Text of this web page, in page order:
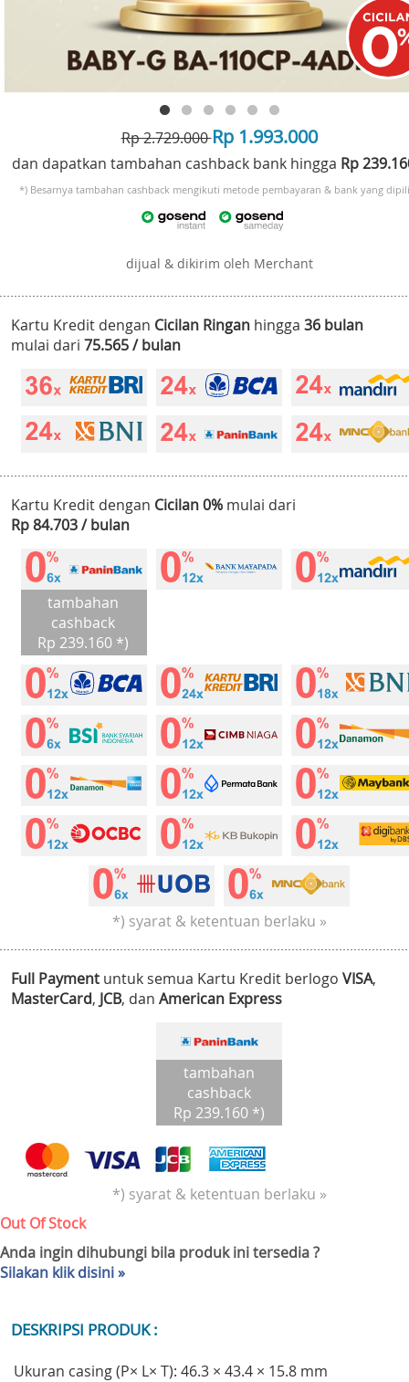
Rp 2.729.000Rp 1.993.000
dan dapatkan tambahan cashback bank hingga Rp
*) Besarnya tambahan cashback mengikuti metode pembayaran & bank yang
dijual & dikirim oleh Merchant
Kartu Kredit dengan Cicilan Ringan hingga 36 bulan
mulai dari 75.565 / bulan
Kartu Kredit dengan Cicilan 0% mulai dari
Rp 84.703 / bulan
tambahan
cashback
Rp 239.160 *)
*) syarat & ketentuan berlaku »
Full Payment untuk semua Kartu Kredit berlogo VISA,
MasterCard, JCB, dan American Express
tambahan
cashback
Rp 239.160 *)
*) syarat & ketentuan berlaku »
Out Of Stock
Anda ingin dihubungi bila produk ini tersedia ?
Silakan klik disini »
DESKRIPSI PRODUK :
Ukuran casing (P× L× T): 46.3 × 43.4 × 15.8 mm